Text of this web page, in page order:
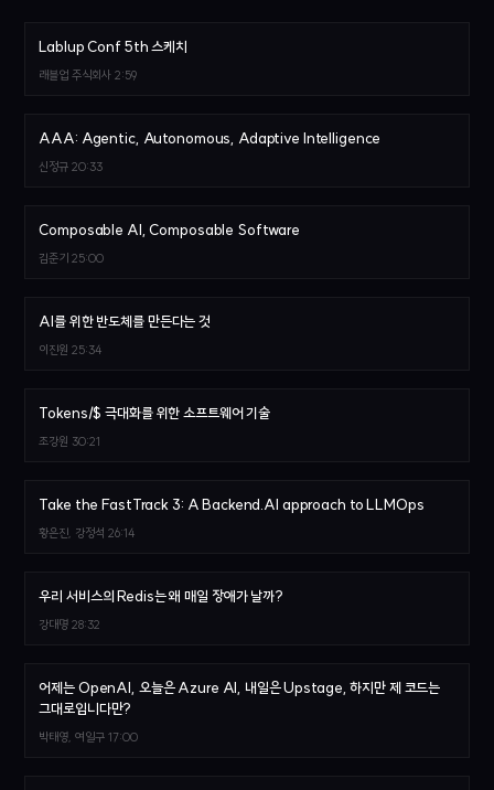
Lablup Conf 5th 스케치
래블업 주식회사 2:59
AAA: Agentic, Autonomous, Adaptive Intelligence
신정규 20:33
Composable AI, Composable Software
김준기 25:00
AI를 위한 반도체를 만든다는 것
이진원 25:34
Tokens/$ 극대화를 위한 소프트웨어 기술
조강원 30:21
Take the FastTrack 3: A Backend.AI approach to LLMOps
황은진, 강정석 26:14
우리 서비스의 Redis는 왜 매일 장애가 날까?
강대명 28:32
어제는 OpenAI, 오늘은 Azure AI, 내일은 Upstage, 하지만 제 코드는
그대로입니다만?
박태영, 여일구 17:00